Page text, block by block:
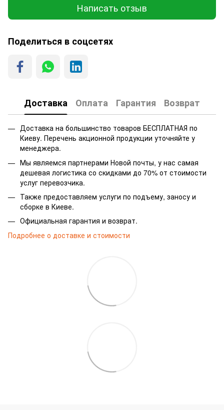
Написать отзыв
Поделиться в соцсетях
Доставка Оплата Гарантия Возврат
Доставка на большинство товаров БЕСПЛАТНАЯ по
Киеву. Перечень акционной продукции уточняйте у
менеджера.
Мы являемся партнерами Новой почты, у нас самая
дешевая логистика со скидками до 70% от стоимости
услуг перевозчика.
Также предоставляем услуги по подъему, заносу и
сборке в Киеве.
Официальная гарантия и возврат.
Подробнее о доставке и стоимости